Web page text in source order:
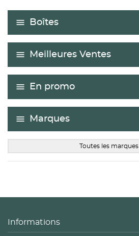
Boîtes
Meilleures Ventes
En promo
Marques
Toutes les marques
Informations